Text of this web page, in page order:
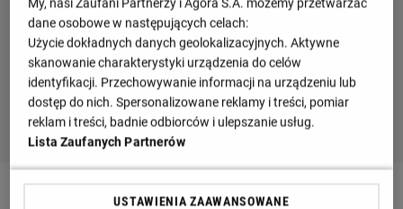
dane osobowe w następujących celach:
Użycie dokładnych danych geolokalizacyjnych. Aktywne
skanowanie charakterystyki urządzenia do celów
identyfikacji. Przechowywanie informacji na urządzeniu lub
dostęp do nich. Spersonalizowane reklamy i treści, pomiar
reklam i treści, badnie odbiorców i ulepszanie usług.
Lista Zaufanych Partnerów
USTAWIENIA ZAAWANSOWANE